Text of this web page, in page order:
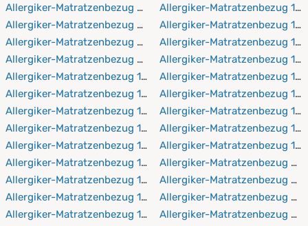
Allergiker-Matratzenbezug 90x190 cm
Allergiker-Matratzenbezug 90x200 cm
Allergiker-Matratzenbezug 90x210 cm
Allergiker-Matratzenbezug 90x220 cm
Allergiker-Matratzenbezug 100x190 cm
Allergiker-Matratzenbezug 100x200 cm
Allergiker-Matratzenbezug 100x210 cm
Allergiker-Matratzenbezug 100x220 cm
Allergiker-Matratzenbezug 110x190 cm
Allergiker-Matratzenbezug 110x200 cm
Allergiker-Matratzenbezug 110x210 cm
Allergiker-Matratzenbezug 110x220 cm
Allergiker-Matratzenbezug 120x190 cm
Allergiker-Matratzenbezug
Allergiker-Matratzenbezug
Allergiker-Matratzenbezug
Allergiker-Matratzenbezug
Allergiker-Matratzenbezug
Allergiker-Matratzenbezug
Allergiker-Matratzenbezug
Allergiker-Matratzenbezug
Allergiker-Matratzenbezug
Allergiker-Matratzenbezug
Allergiker-Matratzenbezug
Allergiker-Matratzenbezug
Allergiker-Matratzenbezug